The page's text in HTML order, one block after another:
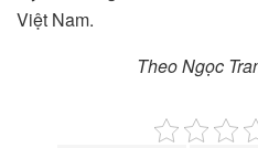
Việt Nam.
Theo Ngọc